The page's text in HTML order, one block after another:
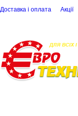
Доставка і оплата Акції